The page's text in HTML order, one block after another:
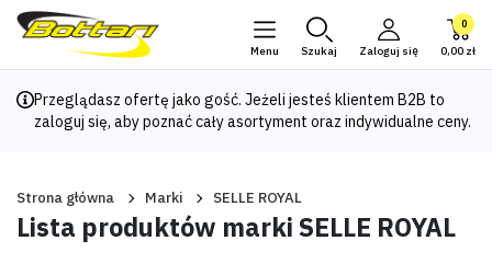
Menu Szukaj Zaloguj się
0
0,00 zł
Przeglądasz ofertę jako gość. Jeżeli jesteś klientem B2B to
zaloguj się, aby poznać cały asortyment oraz indywidualne ceny.
Strona główna Marki SELLE ROYAL
Lista produktów marki SELLE ROYAL